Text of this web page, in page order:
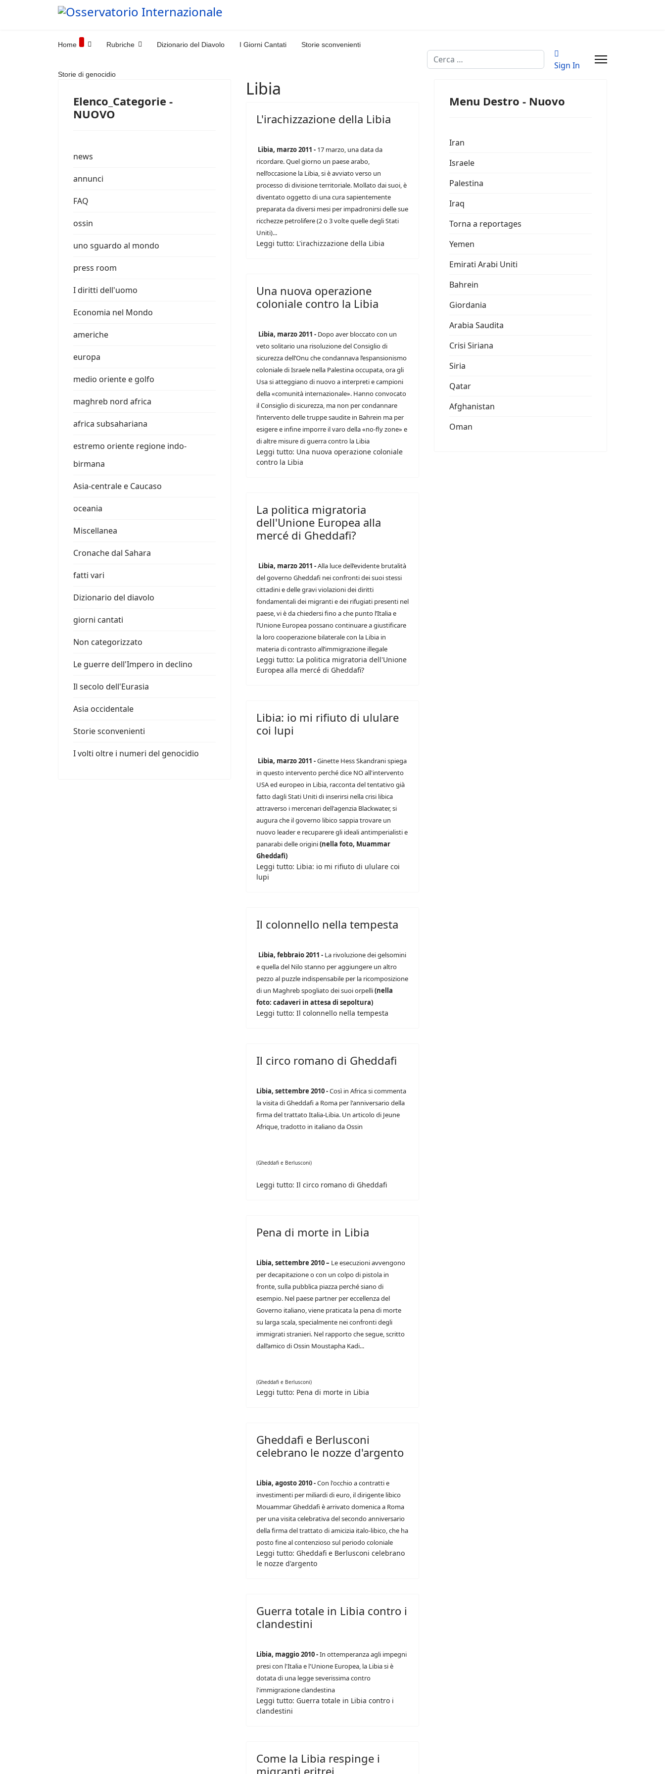
Home Rubriche Dizionario del Diavolo I Giorni Cantati Storie sconvenienti
Storie di genocidio
Cerca
Sign In
Elenco_Categorie -
NUOVO
news
annunci
FAQ
ossin
uno sguardo al mondo
press room
I diritti dell'uomo
Economia nel Mondo
americhe
europa
medio oriente e golfo
maghreb nord africa
africa subsahariana
estremo oriente regione indo-
birmana
Asia-centrale e Caucaso
oceania
Miscellanea
Cronache dal Sahara
fatti vari
Dizionario del diavolo
giorni cantati
Non categorizzato
Le guerre dell'Impero in declino
Il secolo dell'Eurasia
Asia occidentale
Storie sconvenienti
I volti oltre i numeri del genocidio
Libia
L'irachizzazione della Libia
Libia, marzo 2011 - 17 marzo, una data da
ricordare. Quel giorno un paese arabo,
nell’occasione la Libia, si è avviato verso un
processo di divisione territoriale. Mollato dai suoi, è
diventato oggetto di una cura sapientemente
preparata da diversi mesi per impadronirsi delle sue
ricchezze petrolifere (2 o 3 volte quelle degli Stati
Uniti)...
Leggi tutto: L'irachizzazione della Libia
Una nuova operazione
coloniale contro la Libia
Libia, marzo 2011 - Dopo aver bloccato con un
veto solitario una risoluzione del Consiglio di
sicurezza dell’Onu che condannava l’espansionismo
coloniale di Israele nella Palestina occupata, ora gli
Usa si atteggiano di nuovo a interpreti e campioni
della «comunità internazionale». Hanno convocato
il Consiglio di sicurezza, ma non per condannare
l’intervento delle truppe saudite in Bahrein ma per
esigere e infine imporre il varo della «no-fly zone» e
di altre misure di guerra contro la Libia
Leggi tutto: Una nuova operazione coloniale
contro la Libia
La politica migratoria
dell'Unione Europea alla
mercé di Gheddafi?
Libia, marzo 2011 -Alla luce dell’evidente brutalità
del governo Gheddafi nei confronti dei suoi stessi
cittadini e delle gravi violazioni dei diritti
fondamentali dei migranti e dei rifugiati presenti nel
paese, vi è da chiedersi fino a che punto l’Italia e
l’Unione Europea possano continuare a giustificare
la loro cooperazione bilaterale con la Libia in
materia di contrasto all’immigrazione illegale
Leggi tutto: La politica migratoria dell'Unione
Europea alla mercé di Gheddafi?
Libia: io mi rifiuto di ululare
coi lupi
Libia, marzo 2011 -Ginette Hess Skandrani spiega
in questo intervento perché dice NO all'intervento
USA ed europeo in Libia, racconta del tentativo già
fatto dagli Stati Uniti di inserirsi nella crisi libica
attraverso i mercenari dell'agenzia Blackwater, si
augura che il governo libico sappia trovare un
nuovo leader e recuparere gli ideali antimperialisti e
panarabi delle origini(nella foto, Muammar
Gheddafi)
Leggi tutto: Libia: io mi rifiuto di ululare coi
lupi
Il colonnello nella tempesta
Libia, febbraio 2011 - La rivoluzione dei gelsomini
e quella del Nilo stanno per aggiungere un altro
pezzo al puzzle indispensabile per la ricomposizione
di un Maghreb spogliato dei suoi orpelli(nella
foto: cadaveri in attesa di sepoltura)
Leggi tutto: Il colonnello nella tempesta
Il circo romano di Gheddafi
Libia, settembre 2010 -Così in Africa si commenta
la visita di Gheddafi a Roma per l'anniversario della
firma del trattato Italia-Libia. Un articolo di Jeune
Afrique, tradotto in italiano da Ossin
(Gheddafi e Berlusconi)
Leggi tutto: Il circo romano di Gheddafi
Pena di morte in Libia
Libia, settembre 2010 – Le esecuzioni avvengono
per decapitazione o con un colpo di pistola in
fronte, sulla pubblica piazza perché siano di
esempio. Nel paese partner per eccellenza del
Governo italiano, viene praticata la pena di morte
su larga scala, specialmente nei confronti degli
immigrati stranieri. Nel rapporto che segue, scritto
dall’amico di Ossin Moustapha Kadi...
(Gheddafi e Berlusconi)
Leggi tutto: Pena di morte in Libia
Gheddafi e Berlusconi
celebrano le nozze d'argento
Libia, agosto 2010 -Con l'occhio a contratti e
investimenti per miliardi di euro, il dirigente libico
Mouammar Gheddafi è arrivato domenica a Roma
per una visita celebrativa del secondo anniversario
della firma del trattato di amicizia italo-libico, che ha
posto fine al contenzioso sul periodo coloniale
Leggi tutto: Gheddafi e Berlusconi celebrano
le nozze d'argento
Guerra totale in Libia contro i
clandestini
Libia, maggio 2010 -In ottemperanza agli impegni
presi con l'Italia e l'Unione Europea, la Libia si è
dotata di una legge severissima contro
l'immigrazione clandestina
Leggi tutto: Guerra totale in Libia contro i
clandestini
Come la Libia respinge i
migranti eritrei
Menu Destro - Nuovo
Iran
Israele
Palestina
Iraq
Torna a reportages
Yemen
Emirati Arabi Uniti
Bahrein
Giordania
Arabia Saudita
Crisi Siriana
Siria
Qatar
Afghanistan
Oman